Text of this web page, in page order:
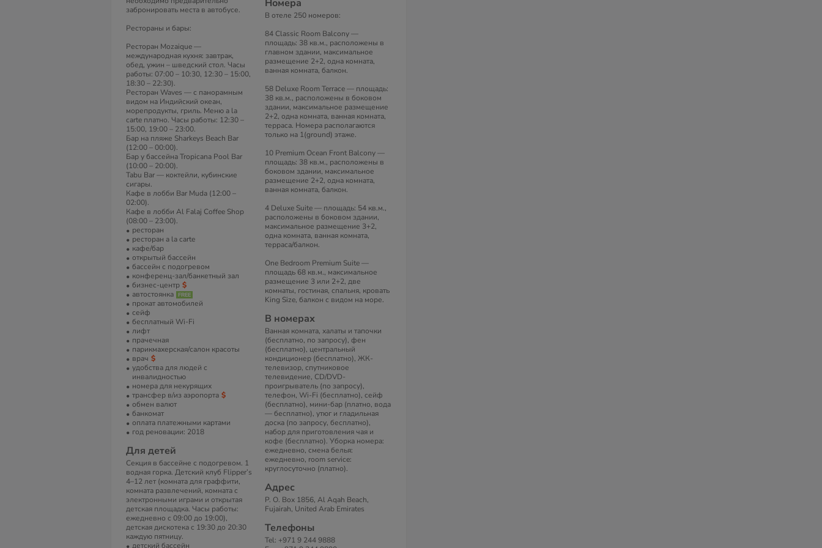
забронировать места в автобусе.
Рестораны и бары:
Ресторан Mozaique —
международная кухня: завтрак,
обед, ужин – шведский стол. Часы
работы: 07:00 – 10:30, 12:30 – 15:00,
18:30 – 22:30).
Ресторан Waves — с панорамным
видом на Индийский океан,
морепродукты, гриль. Меню a la
carte платно. Часы работы: 12:30 –
15:00, 19:00 – 23:00.
Бар на пляже Sharkeys Beach Bar
(12:00 – 00:00).
Бар у бассейна Tropicana Pool Bar
(10:00 – 20:00).
Tabu Bar — коктейли, кубинские
сигары.
Кафе в лобби Bar Muda (12:00 –
02:00).
Кафе в лобби Al Falaj Coffee Shop
(08:00 – 23:00).
ресторан
ресторан a la carte
кафе/бар
открытый бассейн
бассейн с подогревом
конференц-зал/банкетный зал
бизнес-центр
автостоянка
прокат автомобилей
сейф
бесплатный Wi-Fi
лифт
прачечная
парикмахерская/салон красоты
врач
удобства для людей с
инвалидностью
номера для некурящих
трансфер в/из аэропорта
обмен валют
банкомат
оплата платежными картами
год реновации: 2018
Для детей
Секция в бассейне с подогревом. 1
водная горка. Детский клуб Flipper’s
4–12 лет (комната для граффити,
комната развлечений, комната с
электронными играми и открытая
детская площадка. Часы работы:
ежедневно с 09:00 до 19:00),
детская дискотека с 19:30 до 20:30
каждую пятницу.
детский бассейн
Номера
В отеле 250 номеров:
84 Classic Room Balcony —
площадь: 38 кв.м., расположены в
главном здании, максимальное
размещение 2+2, одна комната,
ванная комната, балкон.
58 Deluxe Room Terrace — площадь:
38 кв.м., расположены в боковом
здании, максимальное размещение
2+2, одна комната, ванная комната,
терраса. Номера располагаются
только на 1(ground) этаже.
10 Premium Ocean Front Balcony —
площадь: 38 кв.м., расположены в
боковом здании, максимальное
размещение 2+2, одна комната,
ванная комната, балкон.
4 Deluxe Suite — площадь: 54 кв.м.,
расположены в боковом здании,
максимальное размещение 3+2,
одна комната, ванная комната,
терраса/балкон.
One Bedroom Premium Suite —
площадь 68 кв.м., максимальное
размещение 3 или 2+2, две
комнаты, гостиная, спальня, кровать
King Size, балкон с видом на море.
В номерах
Ванная комната, халаты и тапочки
(бесплатно, по запросу), фен
(бесплатно), центральный
кондиционер (бесплатно), ЖК-
телевизор, спутниковое
телевидение, CD/DVD-
проигрыватель (по запросу),
телефон, Wi-Fi (бесплатно), сейф
(бесплатно), мини-бар (платно, вода
— бесплатно), утюг и гладильная
доска (по запросу, бесплатно),
набор для приготовления чая и
кофе (бесплатно). Уборка номера:
ежедневно, смена белья:
ежедневно, room service:
круглосуточно (платно).
Адрес
P. O. Box 1856, Al Aqah Beach,
Fujairah, United Arab Emirates
Телефоны
Tel: +971 9 244 9888